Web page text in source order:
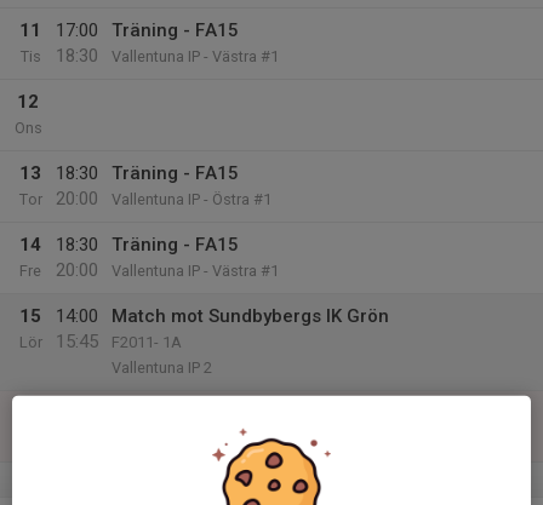
11
Tis
17:00
18:30
Träning - FA15
Vallentuna IP - Västra #1
12
Ons
13
Tor
18:30
20:00
Träning - FA15
Vallentuna IP - Östra #1
14
Fre
18:30
20:00
Träning - FA15
Vallentuna IP - Västra #1
15
Lör
14:00
15:45
Match mot Sundbybergs IK Grön
F2011- 1A
Vallentuna IP 2
v.34